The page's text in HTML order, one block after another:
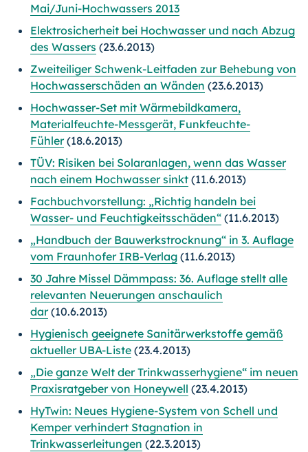
Mai/Juni-Hochwassers 2013
Elektrosicherheit bei Hochwasser und nach Abzug
des Wassers (23.6.2013)
Zweiteiliger Schwenk-Leitfaden zur Behebung von
Hochwasserschäden an Wänden (23.6.2013)
Hochwasser-Set mit Wärmebildkamera,
Materialfeuchte-Messgerät, Funkfeuchte-
Fühler(18.6.2013)
TÜV: Risiken bei Solaranlagen, wenn das Wasser
nach einem Hochwasser sinkt (11.6.2013)
Fachbuchvorstellung: „Richtig handeln bei
Wasser- und Feuchtigkeitsschäden“ (11.6.2013)
„Handbuch der Bauwerkstrocknung“ in 3. Auflage
vom Fraunhofer IRB-Verlag (11.6.2013)
30 Jahre Missel Dämmpass: 36. Auflage stellt alle
relevanten Neuerungen anschaulich
dar(10.6.2013)
Hygienisch geeignete Sanitärwerkstoffe gemäß
aktueller UBA-Liste (23.4.2013)
„Die ganze Welt der Trinkwasserhygiene“ im neuen
Praxisratgeber von Honeywell (23.4.2013)
HyTwin: Neues Hygiene-System von Schell und
Kemper verhindert Stagnation in
Trinkwasserleitungen (22.3.2013)